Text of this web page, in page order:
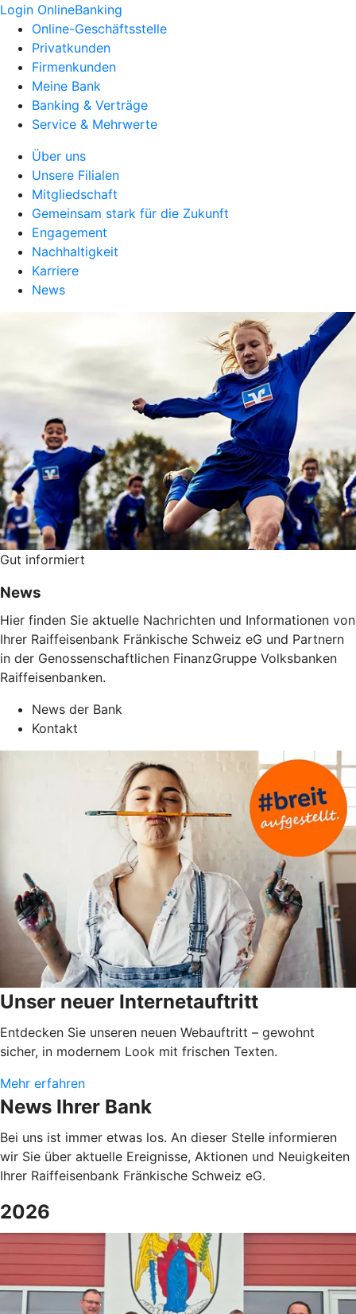
Login OnlineBanking
Online-Geschäftsstelle
Privatkunden
Firmenkunden
Meine Bank
Banking & Verträge
Service & Mehrwerte
Über uns
Unsere Filialen
Mitgliedschaft
Gemeinsam stark für die Zukunft
Engagement
Nachhaltigkeit
Karriere
News
Gut informiert
News
Hier finden Sie aktuelle Nachrichten und Informationen von
Ihrer Raiffeisenbank Fränkische Schweiz eG und Partnern
in der Genossenschaftlichen FinanzGruppe Volksbanken
Raiffeisenbanken.
News der Bank
Kontakt
Unser neuer Internetauftritt
Entdecken Sie unseren neuen Webauftritt – gewohnt
sicher, in modernem Look mit frischen Texten.
Mehr erfahren
News Ihrer Bank
Bei uns ist immer etwas los. An dieser Stelle informieren
wir Sie über aktuelle Ereignisse, Aktionen und Neuigkeiten
Ihrer Raiffeisenbank Fränkische Schweiz eG.
2026